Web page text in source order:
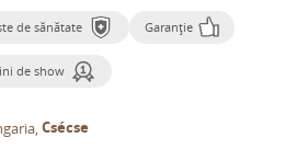
de sănătate Garanție
de show
Csécse